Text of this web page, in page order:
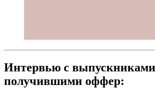
Интервью с
получившими оффер: